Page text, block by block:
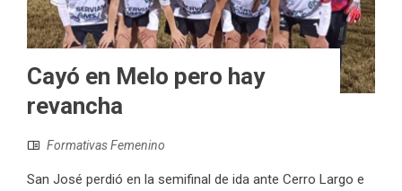
Cayó en Melo pero hay
revancha
Formativas Femenino
San José perdió en la semifinal de ida ante Cerro Largo e